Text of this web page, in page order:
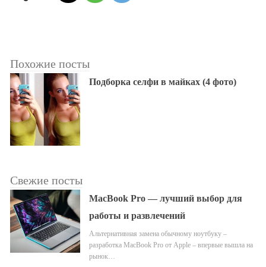
Похожие посты
Подборка селфи в майках (4 фото)
Свежие посты
MacBook Pro — лучший выбор для
работы и развлечений
Альтернативная замена обычному ноутбуку –
разработка MacBook Pro от Apple – впервые вышла на
рынок…